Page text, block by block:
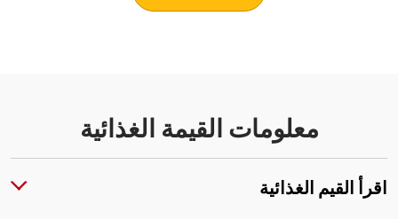
معلومات القيمة الغذائية
اقرأ القيم الغذائية